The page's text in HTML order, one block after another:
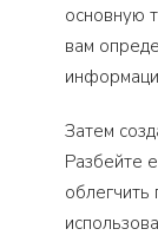
основную
вам
Затем
Разбейте